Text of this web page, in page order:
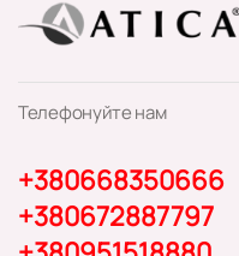
Телефонуйте нам
+380668350666
+380672887797